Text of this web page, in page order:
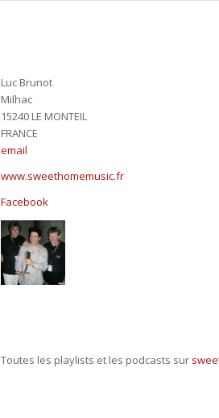
Luc Brunot
Milhac
15240 LE MONTEIL
FRANCE
email
www.sweethomemusic.fr
Facebook
Toutes les playlists et les podcasts sur